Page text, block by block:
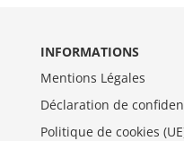
INFORMATIONS
Mentions Légales
Déclaration de
Politique de cookies